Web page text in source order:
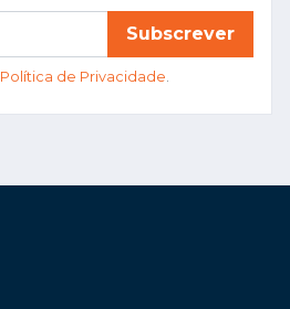
Subscrever
Política de Privacidade.